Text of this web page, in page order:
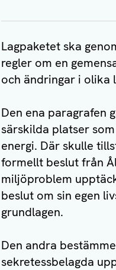
Lagpaketet ska
regler om en
och ändringar i olika
Den ena paragrafen
särskilda platser
energi. Där skulle
formellt beslut från
miljöproblem
beslut om sin egen
grundlagen.
Den andra
sekretessbelagda